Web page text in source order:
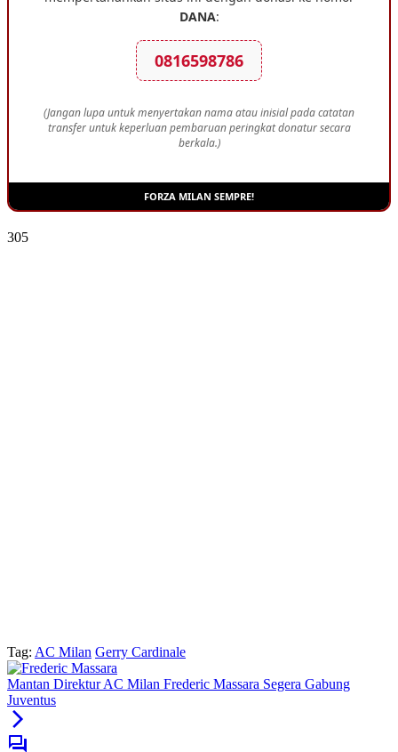
DANA:
0816598786
(Jangan lupa untuk menyertakan nama atau inisial pada catatan
transfer untuk keperluan pembaruan peringkat donatur secara
berkala.)
FORZA MILAN SEMPRE!
305
Tag: AC Milan Gerry Cardinale
Mantan Direktur AC Milan Frederic Massara Segera Gabung
Juventus